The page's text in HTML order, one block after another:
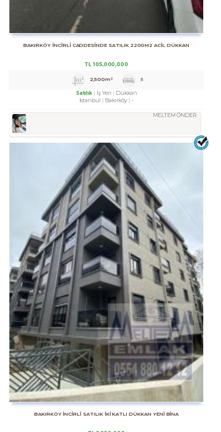
BAKIRKÖY İNCİRLİ CADDESINDE SATILIK 2200M2 ACİL DÜKKAN
TL105,000,000
2,500m² 5
Satılık İş Yeri
Dükkan
İstanbul
Bakırköy -
MELTEM ÖNDER
BAKIRKÖY İNCİRLİ SATILIK İKİ KATLI DÜKKAN YENİ BİNA